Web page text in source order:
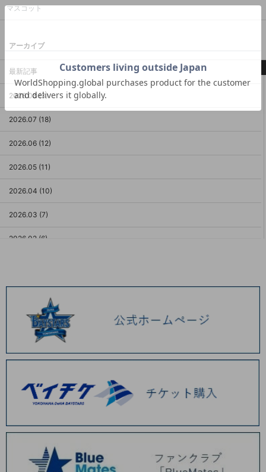
マスコット
アーカイブ
最新記事
2026.08 (3)
2026.07 (18)
2026.06 (12)
2026.05 (11)
2026.04 (10)
2026.03 (7)
2026.02 (6)
2025.12 (3)
2025.11 (6)
2025.10 (5)
2025.09 (5)
2025.08 (6)
2025.07 (6)
2025.05 (9)